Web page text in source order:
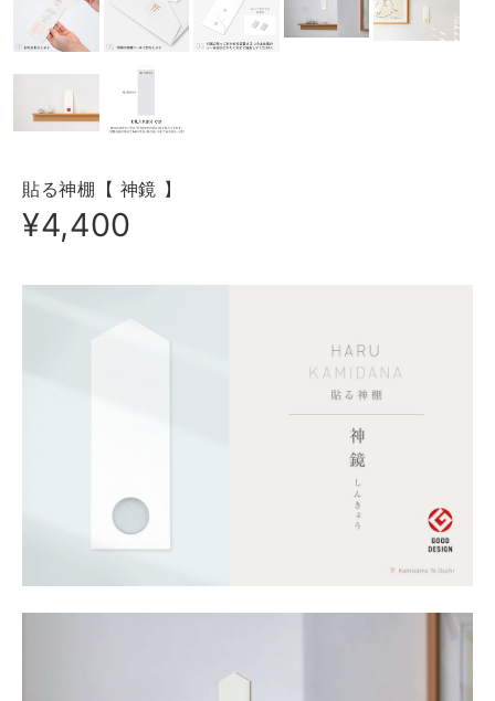
貼る神棚【 神鏡 】
¥4,400